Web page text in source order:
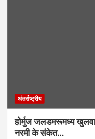
अंतर्राष्ट्रीय
होर्मुज जलडमरूमध्य
नरमी के संकेत…